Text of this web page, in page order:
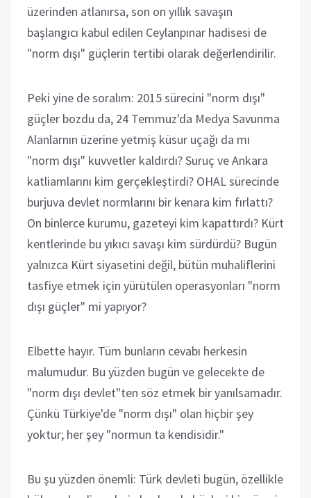
üzerinden atlanırsa, son on yıllık savaşın
başlangıcı kabul edilen Ceylanpınar hadisesi de
"norm dışı" güçlerin tertibi olarak değerlendirilir.
Peki yine de soralım: 2015 sürecini "norm dışı"
güçler bozdu da, 24 Temmuz'da Medya Savunma
Alanlarnın üzerine yetmiş küsur uçağı da mı
"norm dışı" kuvvetler kaldırdı? Suruç ve Ankara
katliamlarını kim gerçekleştirdi? OHAL sürecinde
burjuva devlet normlarını bir kenara kim fırlattı?
On binlerce kurumu, gazeteyi kim kapattırdı? Kürt
kentlerinde bu yıkıcı savaşı kim sürdürdü? Bugün
yalnızca Kürt siyasetini değil, bütün muhaliflerini
tasfiye etmek için yürütülen operasyonları "norm
dışı güçler" mi yapıyor?
Elbette hayır. Tüm bunların cevabı herkesin
malumudur. Bu yüzden bugün ve gelecekte de
"norm dışı devlet"ten söz etmek bir yanılsamadır.
Çünkü Türkiye'de "norm dışı" olan hiçbir şey
yoktur; her şey "normun ta kendisidir."
Bu şu yüzden önemli: Türk devleti bugün, özellikle